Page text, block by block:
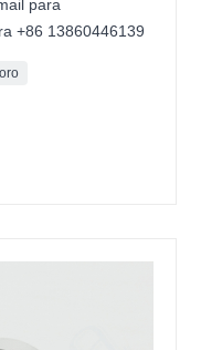
para
+86 13860446139